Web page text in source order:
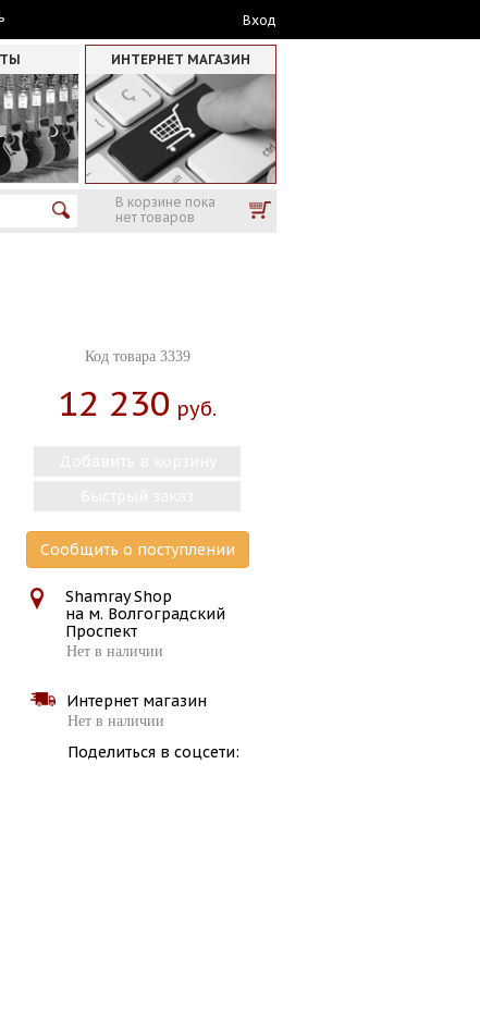
Вход
ИНТЕРНЕТ МАГАЗИН
В корзине пока
нет товаров
Код товара 3339
12 230 Руб.
Сообщить о поступлении
Shamray Shop
на м. Волгоградский
Проспект
Нет в наличии
Интернет магазин
Нет в наличии
Поделиться в соцсети: